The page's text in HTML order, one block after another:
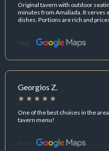
Original tavern with outdoor
minutes from Amaliada. It serves
dishes. Portions are rich and
Πηγή:
Georgios Z.
One of the best choises in the
tavern menu!
Πηγή: